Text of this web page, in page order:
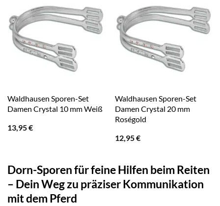
Waldhausen Sporen-Set
Damen Crystal 10 mm Weiß
13,95€
Waldhausen Sporen-Set
Damen Crystal 20 mm
Roségold
12,95€
Dorn-Sporen für feine Hilfen beim Reiten
– Dein Weg zu präziser Kommunikation
mit dem Pferd